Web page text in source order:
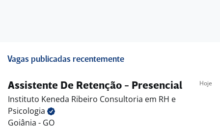
Vagas publicadas recentemente
Assistente De Retenção - Presencial Hoje
Instituto Keneda Ribeiro Consultoria em RH e
Psicologia
Goiânia - GO